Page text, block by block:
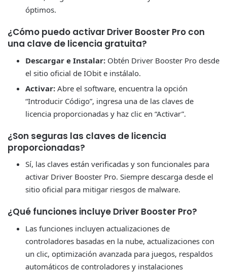
óptimos.
¿Cómo puedo activar Driver Booster Pro con
una clave de licencia gratuita?
Descargar e Instalar: Obtén Driver Booster Pro desde
el sitio oficial de IObit e instálalo.
Activar: Abre el software, encuentra la opción
“Introducir Código”, ingresa una de las claves de
licencia proporcionadas y haz clic en “Activar”.
¿Son seguras las claves de licencia
proporcionadas?
Sí, las claves están verificadas y son funcionales para
activar Driver Booster Pro. Siempre descarga desde el
sitio oficial para mitigar riesgos de malware.
¿Qué funciones incluye Driver Booster Pro?
Las funciones incluyen actualizaciones de
controladores basadas en la nube, actualizaciones con
un clic, optimización avanzada para juegos, respaldos
automáticos de controladores y instalaciones